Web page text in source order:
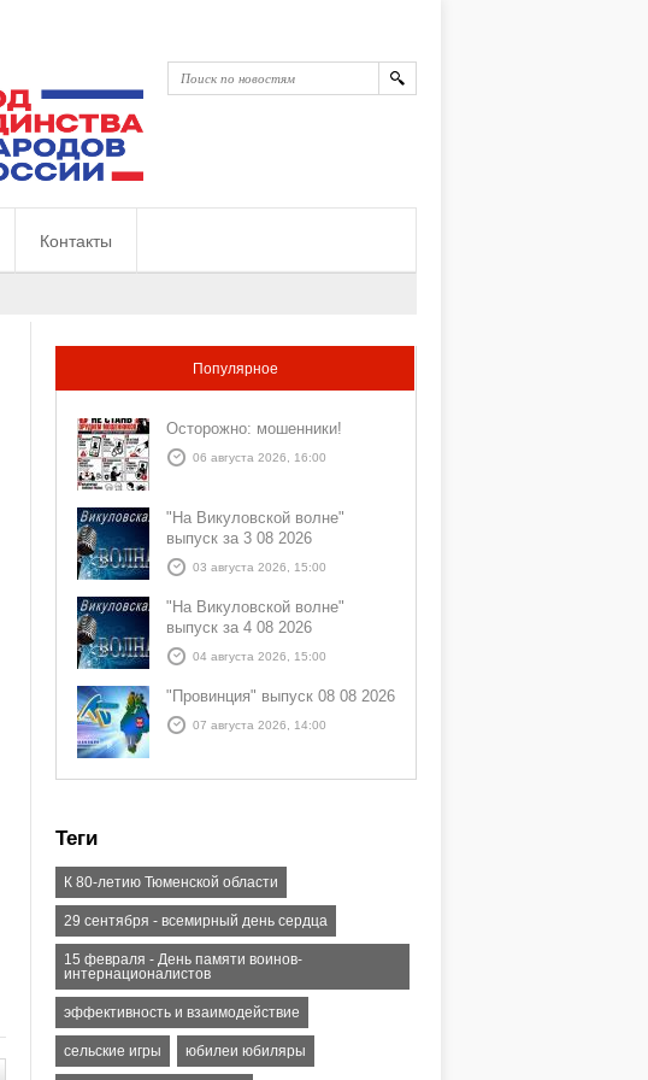
Контакты
Популярное
Осторожно: мошенники!
06 августа 2026, 16:00
"На Викуловской волне"
выпуск за 3 08 2026
03 августа 2026, 15:00
"На Викуловской волне"
выпуск за 4 08 2026
04 августа 2026, 15:00
"Провинция" выпуск 08 08 2026
07 августа 2026, 14:00
Теги
К 80-летию Тюменской области
29 сентября - всемирный день сердца
15 февраля - День памяти воинов-
интернационалистов
эффективность и взаимодействие
сельские игры юбилеи юбиляры